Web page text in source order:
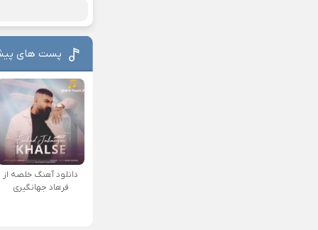
پست های
دانلود آهنگ خلصه از
فرهاد جهانگیری